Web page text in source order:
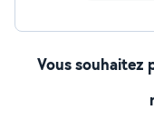
Vous souhaitez